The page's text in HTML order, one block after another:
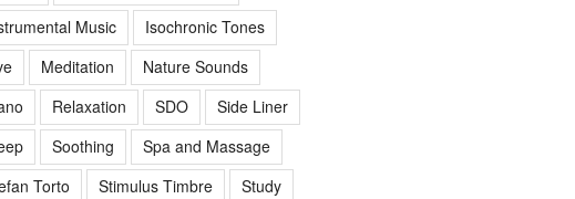
Music
Isochronic Tones
Meditation
Nature Sounds
Relaxation SDO
Side Liner
Soothing
Spa and Massage
Torto
Stimulus Timbre
Study